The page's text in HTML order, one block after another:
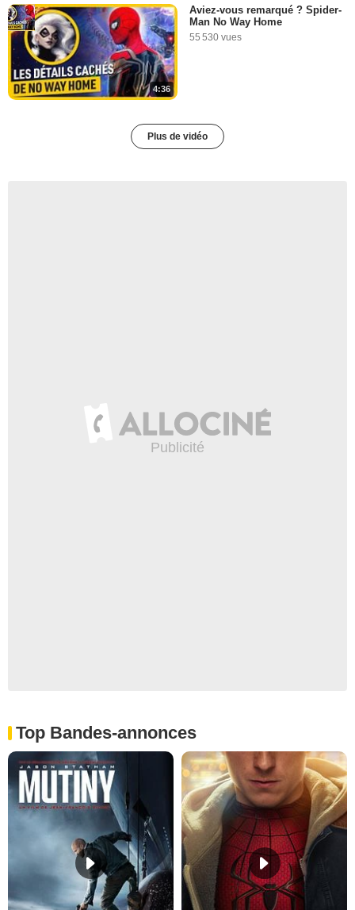
4:36
Aviez-vous remarqué ? Spider-
Man No Way Home
55 530 vues
Plus de vidéo
Top Bandes-annonces